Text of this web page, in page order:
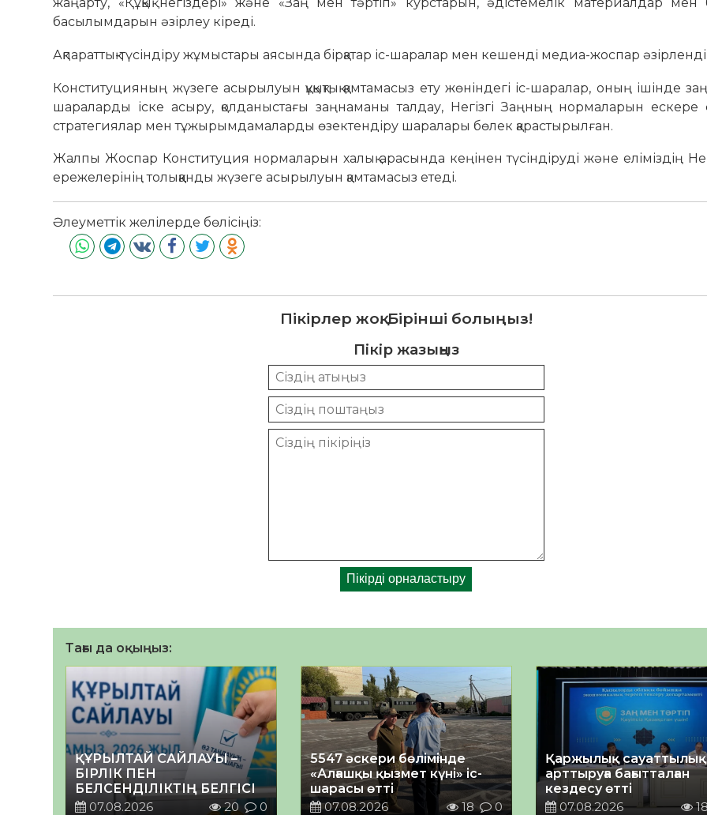
жаңарту, «Құқық негіздері» және «Заң мен тәртіп» курстарын, әдістемелік материалдар мен
басылымдарын әзірлеу кіреді.
Ақпараттық-түсіндіру жұмыстары аясында бірқатар іс-шаралар мен кешенді медиа-жоспар әзірленді.
Конституцияның жүзеге асырылуын құқықтық қамтамасыз ету жөніндегі іс-шаралар, оның ішінде
шараларды іске асыру, қолданыстағы заңнаманы талдау, Негізгі Заңның нормаларын ескере
стратегиялар мен тұжырымдамаларды өзектендіру шаралары бөлек қарастырылған.
Жалпы Жоспар Конституция нормаларын халық арасында кеңінен түсіндіруді және еліміздің
ережелерінің толыққанды жүзеге асырылуын қамтамасыз етеді.
Әлеуметтік желілерде бөлісіңіз:
Пікірлер жоқ. Бірінші болыңыз!
Пікір жазыңыз
Тағы да оқыңыз:
ҚҰРЫЛТАЙ САЙЛАУЫ –
БІРЛІК ПЕН
БЕЛСЕНДІЛІКТІҢ БЕЛГІСІ
07.08.2026
20 0
5547 әскери бөлімінде
«Алғашқы қызмет күні» іс-
шарасы өтті
07.08.2026
18 0
Қаржылық
арттыруға бағытталған
кездесу өтті
07.08.2026